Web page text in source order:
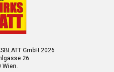
GmbH 2026
26
Wien.